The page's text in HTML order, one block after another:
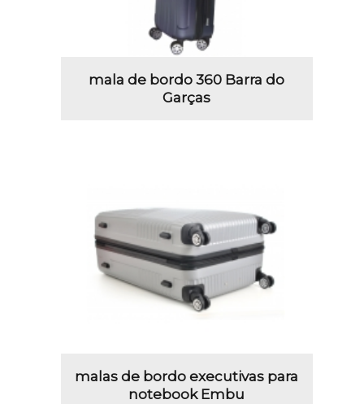
mala de bordo 360 Barra do
Garças
malas de bordo executivas para
notebook Embu